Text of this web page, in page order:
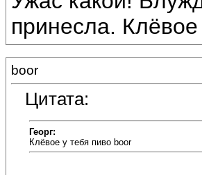
принесла.
boor
Цитата:
Георг:
Клёвое у тебя пиво boor